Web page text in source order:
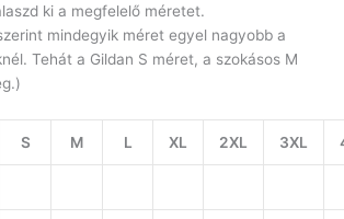
ki a megfelelő méretet.
mindegyik méret egyel nagyobb a
Tehát a Gildan S méret, a szokásos M
S M L XL 2XL 3XL